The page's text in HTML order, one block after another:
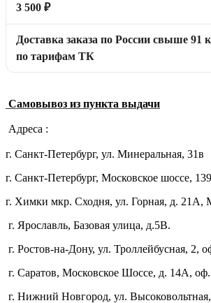
3 500 ₽
Доставка заказа по России свыше 91
по тарифам ТК
Самовывоз из пункта выдачи
Адреса :
г. Санкт-Петербург, ул. Минеральная, 31в
г. Санкт-Петербург, Московское шоссе,
г. Химки мкр. Сходня, ул. Горная, д. 21А,
г. Ярославль, Базовая улица, д.5В.
г. Ростов-на-Дону, ул. Троллейбусная, 2,
г. Саратов, Московское Шоссе, д. 14А,
г. Нижний Новгород, ул.